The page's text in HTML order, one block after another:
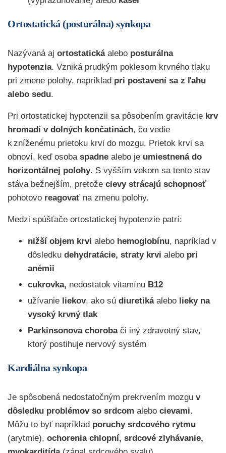
Ortostatická (posturálna) synkopa
Nazývaná aj ortostatická alebo posturálna
hypotenzia. Vzniká prudkým poklesom krvného tlaku
pri zmene polohy, napríklad pri postavení sa z ľahu
alebo sedu.
Pri ortostatickej hypotenzii sa pôsobením gravitácie krv
hromadí v dolných končatinách, čo vedie
k zníženému prietoku krvi do mozgu. Prietok krvi sa
obnoví, keď osoba spadne alebo je umiestnená do
horizontálnej polohy. S vyšším vekom sa tento stav
stáva bežnejším, pretože cievy strácajú schopnosť
pohotovo reagovaťna zmenu polohy.
Medzi spúšťače ortostatickej hypotenzie patrí:
nižší objem krvi alebo hemoglobínu, napríklad v
dôsledku dehydratácie, straty krvi alebo pri
anémii
cukrovka, nedostatok vitamínu B12
užívanie liekov, ako sú diuretikáalebo lieky na
vysoký krvný tlak
Parkinsonova chorobači iný zdravotný stav,
ktorý postihuje nervový systém
Kardiálna synkopa
Je spôsobená nedostatočným prekrvením mozgu v
dôsledku problémov so srdcom alebo cievami.
Môžu to byť napríklad poruchy srdcového rytmu
(arytmie), ochorenia chlopní, srdcové zlyhávanie,